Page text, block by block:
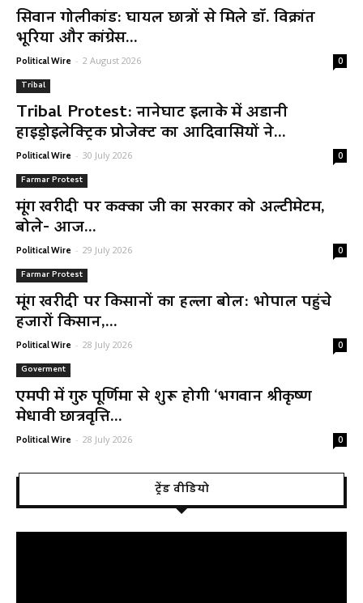
सिवान गोलीकांड: घायल छात्रों से मिले डॉ. विक्रांत
भूरिया और कांग्रेस...
Political Wire - 2 August 2026 0
Tribal
Tribal Protest: नानेघाट इलाके में अडानी
हाइड्रोइलेक्ट्रिक प्रोजेक्ट का आदिवासियों ने...
Political Wire - 30 July 2026 0
Farmar Protest
मूंग खरीदी पर कक्का जी का सरकार को अल्टीमेटम,
बोले- आज...
Political Wire - 29 July 2026 0
Farmar Protest
मूंग खरीदी पर किसानों का हल्ला बोल: भोपाल पहुंचे
हजारों किसान,...
Political Wire - 28 July 2026 0
Goverment
एमपी में गुरु पूर्णिमा से शुरू होगी ‘भगवान श्रीकृष्ण
मेधावी छात्रवृत्ति...
Political Wire - 28 July 2026 0
ट्रेंड वीडियो